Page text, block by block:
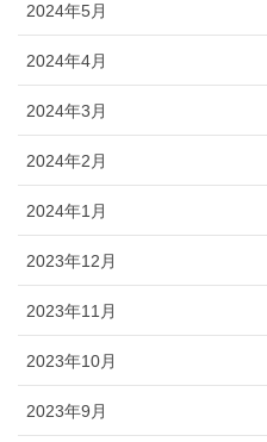
2024年5月
2024年4月
2024年3月
2024年2月
2024年1月
2023年12月
2023年11月
2023年10月
2023年9月